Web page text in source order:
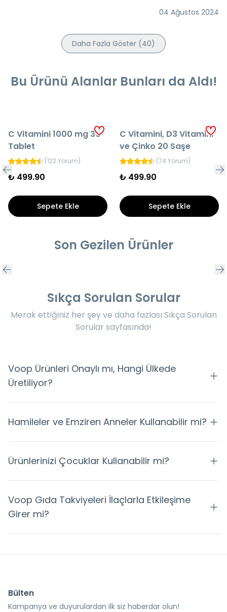
04 Ağustos 2024
Daha Fazla Göster (40)
Bu Ürünü Alanlar Bunları da Aldı!
C Vitamini 1000 mg 30
Tablet
(122 Yorum)
₺ 499.90
Sepete Ekle
C Vitamini, D3 Vitamini
ve Çinko 20 Saşe
(74 Yorum)
₺ 499.90
Sepete Ekle
Son Gezilen Ürünler
Sıkça Sorulan Sorular
Merak ettiğiniz her şey ve daha fazlası Sıkça Sorulan
Sorular sayfasında!
Voop Ürünleri Onaylı mı, Hangi Ülkede
Üretiliyor?
Hamileler ve Emziren Anneler Kullanabilir mi?
Ürünlerinizi Çocuklar Kullanabilir mi?
Voop Gıda Takviyeleri İlaçlarla Etkileşime
Girer mi?
Bülten
Kampanya ve duyurulardan ilk siz haberdar olun!